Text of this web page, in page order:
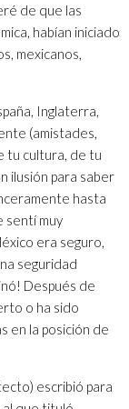
de que las
habían iniciado
mexicanos,
Inglaterra,
(amistades,
tu cultura, de tu
ilusión para saber
hasta
sentí muy
era seguro,
seguridad
Después de
o ha sido
en la posición de
escribió para